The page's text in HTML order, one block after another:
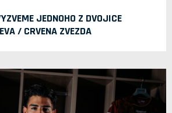
JEDNOHO Z DVOJICE
/ CRVENA ZVEZDA